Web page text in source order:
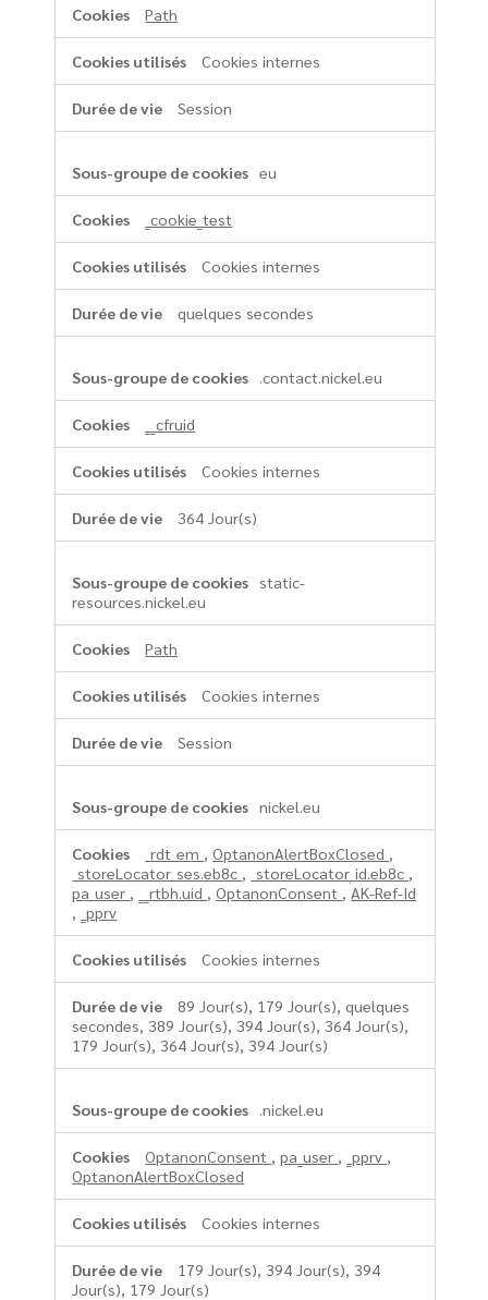
Path
Cookies internes
Session
eu
_cookie_test
Cookies internes
quelques secondes
.contact.nickel.eu
__cfruid
Cookies internes
364 Jour(s)
static-
resources.nickel.eu
Path
Cookies internes
Session
nickel.eu
_rdt_em ,OptanonAlertBoxClosed ,
_storeLocator_ses.eb8c , _storeLocator_id.eb8c ,
pa_user , __rtbh.uid ,OptanonConsent ,AK-Ref-Id
, _pprv
Cookies internes
89 Jour(s), 179 Jour(s), quelques
secondes, 389 Jour(s), 394 Jour(s), 364 Jour(s),
179 Jour(s), 364 Jour(s), 394 Jour(s)
.nickel.eu
OptanonConsent ,pa_user , _pprv ,
OptanonAlertBoxClosed
Cookies internes
179 Jour(s), 394 Jour(s), 394
Jour(s), 179 Jour(s)